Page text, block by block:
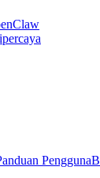
Pengguna